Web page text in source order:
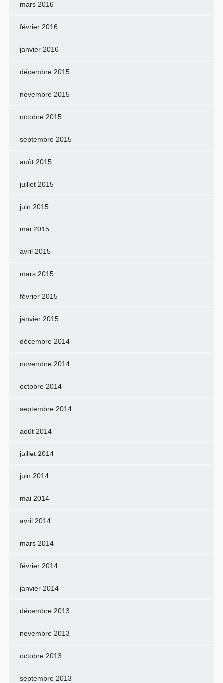
mars 2016
février 2016
janvier 2016
décembre 2015
novembre 2015
octobre 2015
septembre 2015
août 2015
juillet 2015
juin 2015
mai 2015
avril 2015
mars 2015
février 2015
janvier 2015
décembre 2014
novembre 2014
octobre 2014
septembre 2014
août 2014
juillet 2014
juin 2014
mai 2014
avril 2014
mars 2014
février 2014
janvier 2014
décembre 2013
novembre 2013
octobre 2013
septembre 2013